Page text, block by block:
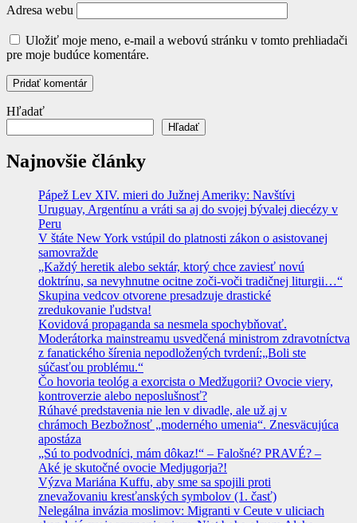
Adresa webu
Uložiť moje meno, e-mail a webovú stránku v tomto prehliadači
pre moje budúce komentáre.
Hľadať
Hľadať
Najnovšie články
Pápež Lev XIV. mieri do Južnej Ameriky: Navštívi
Uruguay, Argentínu a vráti sa aj do svojej bývalej diecézy v
Peru
V štáte New York vstúpil do platnosti zákon o asistovanej
samovražde
„Každý heretik alebo sektár, ktorý chce zaviesť novú
doktrínu, sa nevyhnutne ocitne zoči-voči tradičnej liturgii…“
Skupina vedcov otvorene presadzuje drastické
zredukovanie ľudstva!
Kovidová propaganda sa nesmela spochybňovať.
Moderátorka mainstreamu usvedčená ministrom zdravotníctva
z fanatického šírenia nepodložených tvrdení:„Boli ste
súčasťou problému.“
Čo hovoria teológ a exorcista o Medžugorii? Ovocie viery,
kontroverzie alebo neposlušnosť?
Rúhavé predstavenia nie len v divadle, ale už aj v
chrámoch Bezbožnosť „moderného umenia“. Znesväcujúca
apostáza
„Sú to podvodníci, mám dôkaz!“ – Falošné? PRAVÉ? –
Aké je skutočné ovocie Medjugorja?!
Výzva Mariána Kuffu, aby sme sa spojili proti
znevažovaniu kresťanských symbolov (1. časť)
Nelegálna invázia moslimov: Migranti v Ceute v uliciach